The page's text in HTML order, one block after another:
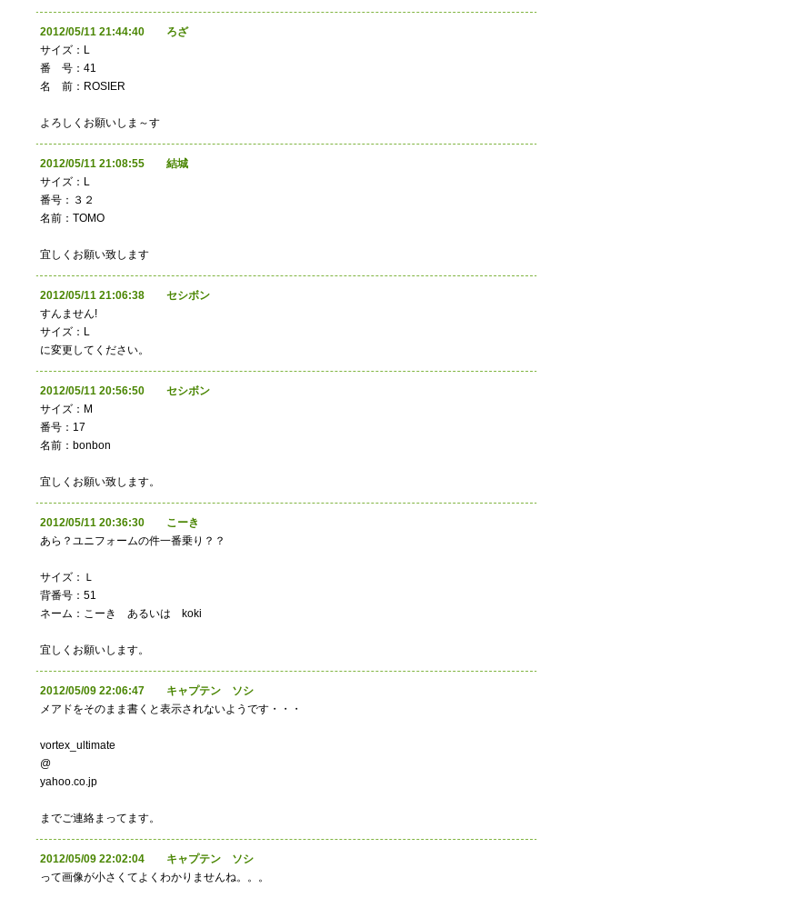
2012/05/11 21:44:40 ろざ
サイズ：L
番 号：41
名 前：ROSIER
よろしくお願いしま～す
2012/05/11 21:08:55 結城
サイズ：L
番号：３２
名前：TOMO
宜しくお願い致します
2012/05/11 21:06:38 セシボン
すんません!
サイズ：L
に変更してください。
2012/05/11 20:56:50 セシボン
サイズ：M
番号：17
名前：bonbon
宜しくお願い致します。
2012/05/11 20:36:30 こーき
あら？ユニフォームの件一番乗り？？
サイズ：Ｌ
背番号：51
ネーム：こーき あるいは koki
宜しくお願いします。
2012/05/09 22:06:47 キャプテン ソシ
メアドをそのまま書くと表示されないようです・・・
vortex_ultimate
@
yahoo.co.jp
までご連絡まってます。
2012/05/09 22:02:04 キャプテン ソシ
って画像が小さくてよくわかりませんね。。。